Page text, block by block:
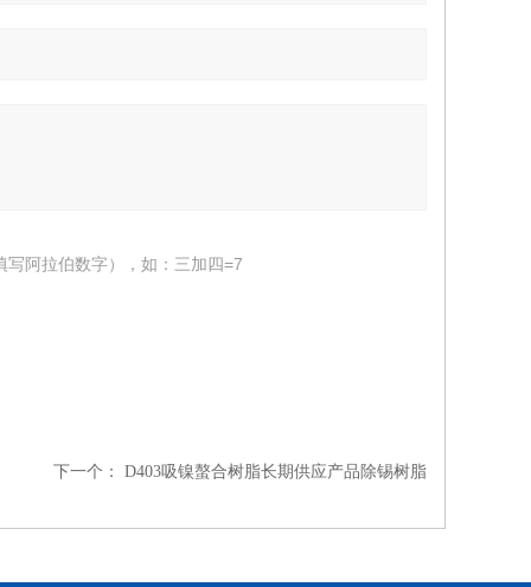
写阿拉伯数字），如：三加四=7
下一个： D403吸镍螯合树脂长期供应产品除锡树脂